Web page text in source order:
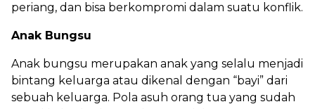
periang, dan bisa berkompromi dalam suatu konflik.
Anak Bungsu
Anak bungsu merupakan anak yang selalu menjadi
bintang keluarga atau dikenal dengan “bayi” dari
sebuah keluarga. Pola asuh orang tua yang sudah